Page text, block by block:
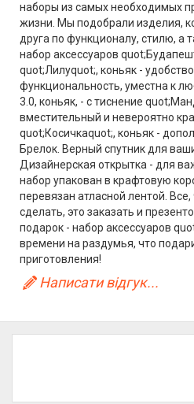
наборы из самых необходимых
жизни. Мы подобрали изделия,
друга по функционалу, стилю, а
набор аксессуаров
quot;Лилуquot;, коньяк -
функциональность, уместна к
3.0, коньяк, - с тиснение
вместительный и невероятно
quot;Косичкаquot;, коньяк -
Брелок. Верный спутник для
Дизайнерская открытка - для
набор упакован в крафтовую
перевязан атласной лентой.
сделать, это заказать и
подарок - набор аксессуаров
времени на раздумья, что
приготовления!
Написати відгук...